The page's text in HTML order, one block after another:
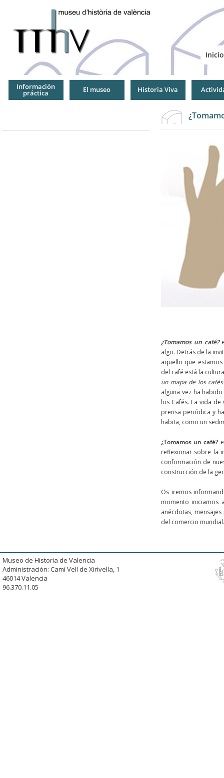
Inicio
Información
práctica El museo Historia Viva
¿Tomamos un café?
algo. Detrás de la
aquello que
del café está la
un mapa de los
alguna vez ha
los Cafés. La vida
prensa periódica y
habita, como un
¿Tomamos un café?
reflexionar sobre la
conformación de
construcción de la
Os iremos
momento iniciamos
anécdotas,
del comercio mundial.
Museo de Historia de Valencia
Administración: Camí Vell de Xirivella, 1
46014 Valencia
96.370.11.05